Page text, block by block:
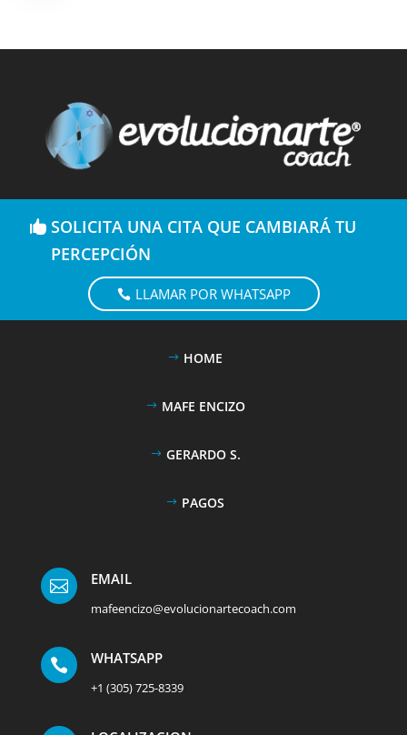
SOLICITA UNA CITA QUE CAMBIARÁ TU
PERCEPCIÓN
LLAMAR POR WHATSAPP
HOME
MAFE ENCIZO
GERARDO S.
PAGOS
 EMAIL
mafeencizo@evolucionartecoach.com
 WHATSAPP
+1 (305) 725-8339